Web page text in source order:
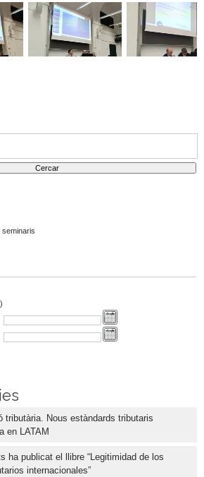
tributària. Nous estàndards tributaris
en LATAM
ha publicat el llibre “Legitimidad de los
internacionales”